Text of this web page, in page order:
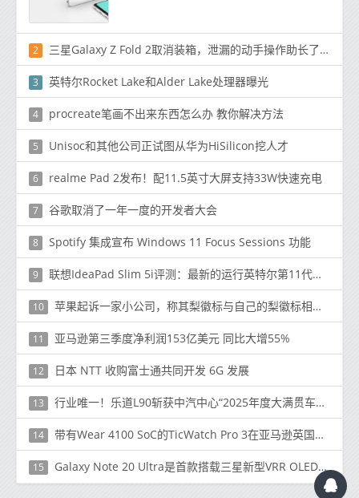
2 三星Galaxy Z Fold 2取消装箱，泄漏的动手操作助长了可折叠的炒作
3 英特尔Rocket Lake和Alder Lake处理器曝光
4 procreate笔画不出来东西怎么办 教你解决方法
5 Unisoc和其他公司正试图从华为HiSilicon挖人才
6 realme Pad 2发布！配11.5英寸大屏支持33W快速充电
7 谷歌取消了一年一度的开发者大会
8 Spotify 集成宣布 Windows 11 Focus Sessions 功能
9 联想IdeaPad Slim 5i评测：最新的运行英特尔第11代处理器的笔记本电脑之一
10 苹果起诉一家小公司，称其梨徽标与自己的梨徽标相匹配
11 亚马逊第三季度净利润153亿美元 同比大增55%
12 日本 NTT 收购富士通共同开发 6G 发展
13 行业唯一！乐道L90斩获中汽中心“2025年度大满贯车型”大奖
14 带有Wear 4100 SoC的TicWatch Pro 3在亚马逊英国正式上市
15 Galaxy Note 20 Ultra是首款搭载三星新型VRR OLED显示屏的手机